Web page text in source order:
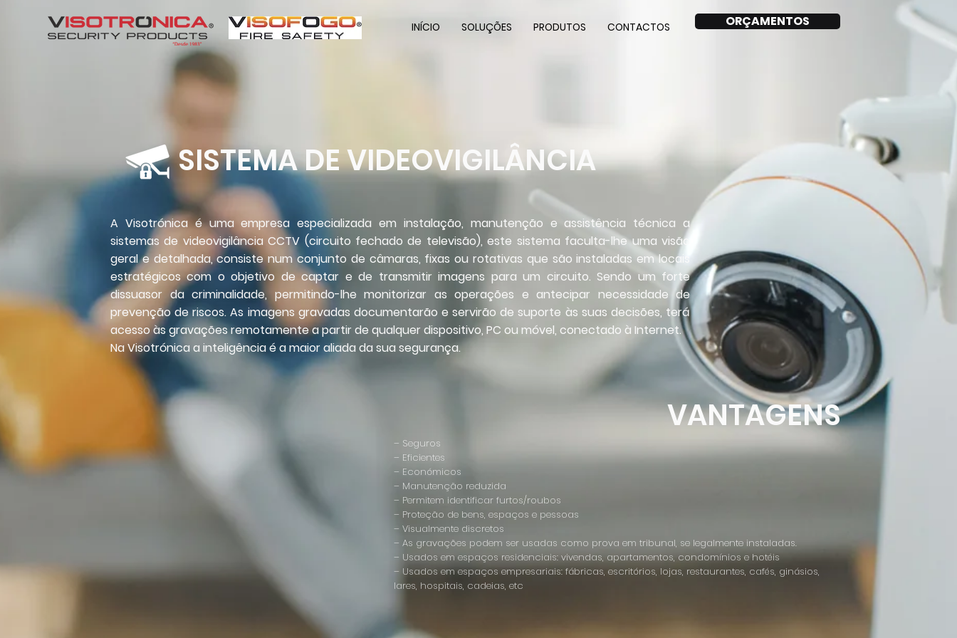
INÍCIO SOLUÇÕES PRODUTOS CONTACTOS ORÇAMENTOS
SISTEMA DE VIDEOVIGILÂNCIA
A Visotrónica é uma empresa especializada em instalação, manutenção e assistência técnica a
sistemas de videovigilância CCTV (circuito fechado de televisão), este sistema faculta-lhe uma visão
geral e detalhada, consiste num conjunto de câmaras, fixas ou rotativas que são instaladas em locais
estratégicos com o objetivo de captar e de transmitir imagens para um circuito. Sendo um forte
dissuasor da criminalidade, permitindo-lhe monitorizar as operações e antecipar necessidade de
prevenção de riscos. As imagens gravadas documentarão e servirão de suporte às suas decisões, terá
acesso às gravações remotamente a partir de qualquer dispositivo, PC ou móvel, conectado à Internet.
Na Visotrónica a inteligência é a maior aliada da sua segurança.
VANTAGENS
– Seguros
– Eficientes
– Económicos
– Manutenção reduzida
– Permitem identificar furtos/roubos
– Proteção de bens, espaços e pessoas
– Visualmente discretos
– As gravações podem ser usadas como prova em tribunal, se legalmente instaladas.
– Usados em espaços residenciais: vivendas, apartamentos, condomínios e hotéis
– Usados em espaços empresariais: fábricas, escritórios, lojas, restaurantes, cafés, ginásios,
lares, hospitais, cadeias, etc